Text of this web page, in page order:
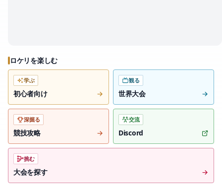
ロケリを楽しむ
学ぶ
初心者向け
観る
世界大会
深掘る
競技攻略
交流
Discord
挑む
大会を探す